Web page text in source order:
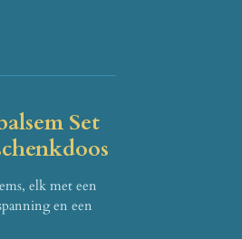
Set
elk met een
en een